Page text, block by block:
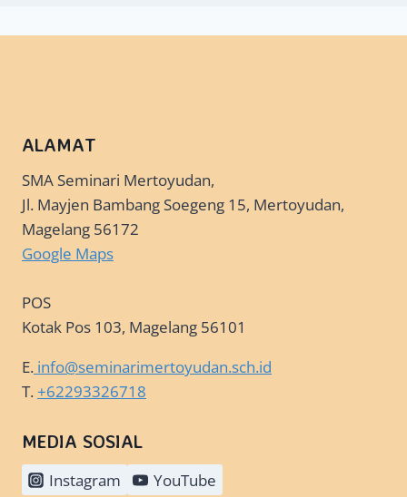
ALAMAT
SMA Seminari Mertoyudan,
Jl. Mayjen Bambang Soegeng 15, Mertoyudan,
Magelang 56172
Google Maps
POS
Kotak Pos 103, Magelang 56101
E. info@seminarimertoyudan.sch.id
T.+62293326718
MEDIA SOSIAL
Instagram YouTube